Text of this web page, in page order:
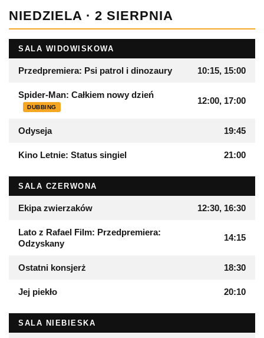
NIEDZIELA · 2 SIERPNIA
SALA WIDOWISKOWA
Przedpremiera: Psi patrol i dinozaury 10:15, 15:00
Spider-Man: Całkiem nowy dzień
DUBBING
12:00, 17:00
Odyseja 19:45
Kino Letnie: Status singiel 21:00
SALA CZERWONA
Ekipa zwierzaków 12:30, 16:30
Lato z Rafael Film: Przedpremiera:
Odzyskany
14:15
Ostatni konsjerż 18:30
Jej piekło 20:10
SALA NIEBIESKA